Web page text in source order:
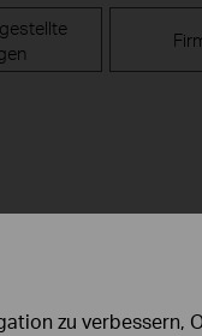
zu verbessern,